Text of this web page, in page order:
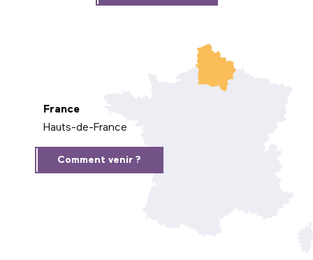
France
Hauts-de-France
Comment venir ?